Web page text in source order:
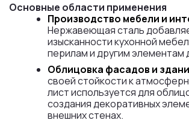
Основные области применения
Производство мебели и
Нержавеющая сталь
изысканности кухонной
перилам и другим элементам
Облицовка фасадов и
своей стойкости к
лист используется для
создания декоративных
внешних стенах.